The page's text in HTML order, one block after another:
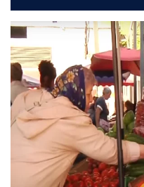
12 травня, 21:00